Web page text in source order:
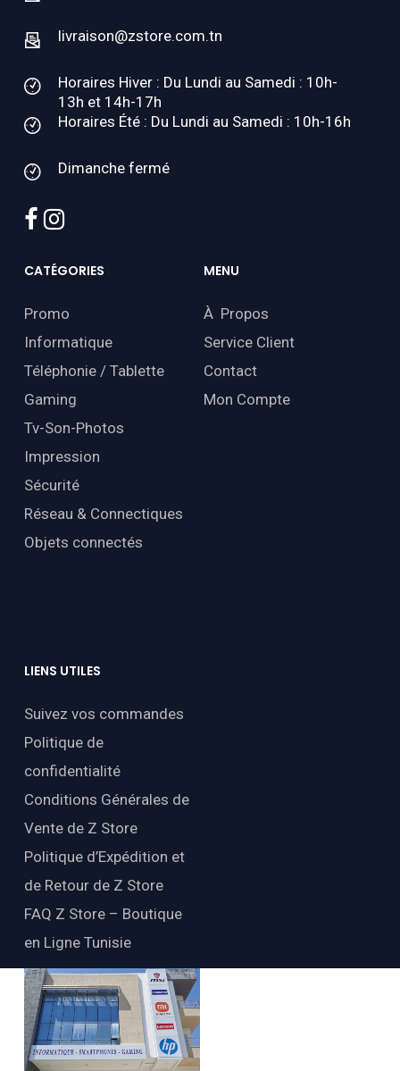
livraison@zstore.com.tn
Horaires Hiver : Du Lundi au Samedi : 10h-
13h et 14h-17h
Horaires Été : Du Lundi au Samedi : 10h-16h
Dimanche fermé
facebook
instagram
CATÉGORIES
Promo
Informatique
Téléphonie / Tablette
Gaming
Tv-Son-Photos
Impression
Sécurité
Réseau & Connectiques
Objets connectés
MENU
À Propos
Service Client
Contact
Mon Compte
LIENS UTILES
Suivez vos commandes
Politique de
confidentialité
Conditions Générales de
Vente de Z Store
Politique d’Expédition et
de Retour de Z Store
FAQ Z Store – Boutique
en Ligne Tunisie